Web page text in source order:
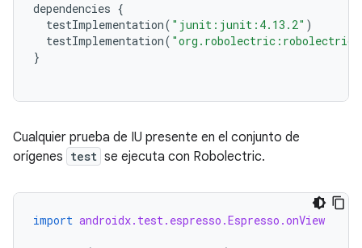
dependencies {
testImplementation( "junit:junit:4.13.2" )
testImplementation(
}
Cualquier prueba de IU presente en el conjunto de
orígenes test se ejecuta con Robolectric.
import androidx.test.espresso.Espresso.onView